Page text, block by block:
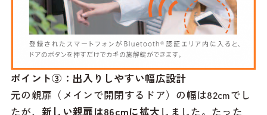
ポイント③：出入りしやすい幅広設計
元の親扉（メインで開閉するドア）の幅は82cmでし
たが、 新しい親扉は86cmに拡大 しました。たった